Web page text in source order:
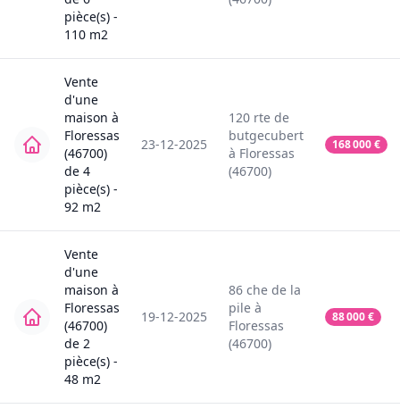
pièce(s) -
110 m2
Vente
d'une
maison à
Floressas
(46700)
de 4
pièce(s) -
92 m2
23-12-2025
120 rte de
butgecubert
à Floressas
(46700)
168 000€
Vente
d'une
maison à
Floressas
(46700)
de 2
pièce(s) -
48 m2
19-12-2025
86 che de la
pile à
Floressas
(46700)
88 000€